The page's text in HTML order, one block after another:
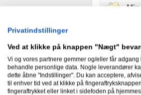
Min
Privatindstillinger
Ved at klikke på knappen "Nægt"
Vi og vores partnere gemmer og/eller får
behandle personlige data. Nogle leverandører
dette åbne "Indstillinger". Du kan acceptere,
til enhver tid ved at klikke på
fingeraftrykket eller linket i sidefoden på